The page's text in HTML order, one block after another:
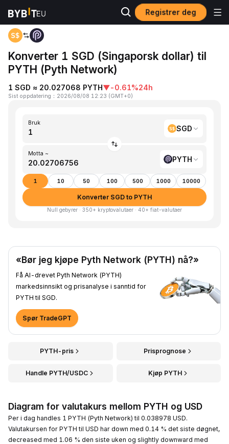
Registrer deg
Hjem SGD to PYTH
Konverter 1 SGD (Singaporsk dollar) til
PYTH (Pyth Network)
1 SGD ≈ 20.027068 PYTH▼-0.61%24h
Sist oppdatering ： 2026/08/08 12:23 (GMT+0)
Bruk
SGD
Motta ~
PYTH
1 10 50 100 500 1000 10000
Konverter SGD to PYTH
Null gebyrer · 350+ kryptovalutaer · 40+ fiat-valutaer
«Bør jeg kjøpe Pyth Network (PYTH) nå?»
Få AI-drevet Pyth Network (PYTH)
markedsinnsikt og prisanalyse i sanntid for
PYTH til SGD.
Spør TradeGPT
PYTH-pris Prisprognose
Handle PYTH/USDC Kjøp PYTH
Diagram for valutakurs mellom PYTH og USD
Per i dag handles 1 PYTH (Pyth Network) til 0.038978 USD.
Valutakursen for PYTH til USD har down med 0.14 % det siste døgnet,
decreased med 1.06 % den siste uken og slightly downward med